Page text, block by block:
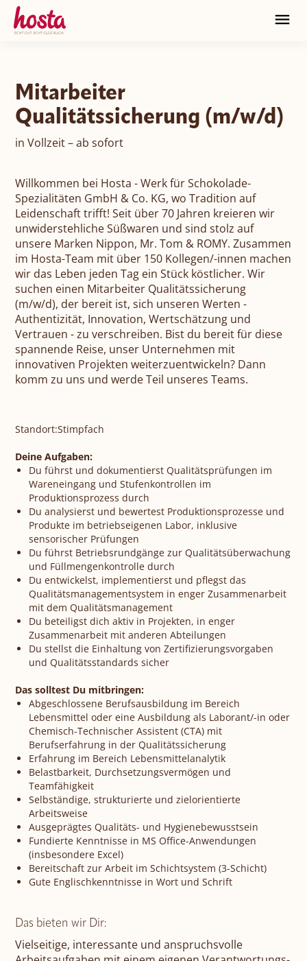
HOSTA Historie
HOSTA Anspruch
HOSTA Group
Verantwortung
HOSTA Zukunft
HOSTA Genuss
Nippon
Mr. Tom
ROMY
Amor di Pane
Jobportal
Onlineshop
HOSTA Onlineshop
B2B Onlineshop
Kontakt
Mitarbeiter
Qualitätssicherung (m/w/d)
in Vollzeit – ab sofort
Willkommen bei Hosta - Werk für Schokolade-
Spezialitäten GmbH & Co. KG, wo Tradition auf
Leidenschaft trifft! Seit über 70 Jahren kreieren wir
unwiderstehliche Süßwaren und sind stolz auf
unsere Marken Nippon, Mr. Tom & ROMY. Zusammen
im Hosta-Team mit über 150 Kollegen/-innen machen
wir das Leben jeden Tag ein Stück köstlicher. Wir
suchen einen Mitarbeiter Qualitätssicherung
(m/w/d), der bereit ist, sich unseren Werten -
Authentizität, Innovation, Wertschätzung und
Vertrauen - zu verschreiben. Bist du bereit für diese
spannende Reise, unser Unternehmen mit
innovativen Projekten weiterzuentwickeln? Dann
komm zu uns und werde Teil unseres Teams.
Standort:Stimpfach
Deine Aufgaben:
Du führst und dokumentierst Qualitätsprüfungen im
Wareneingang und Stufenkontrollen im
Produktionsprozess durch
Du analysierst und bewertest Produktionsprozesse und
Produkte im betriebseigenen Labor, inklusive
sensorischer Prüfungen
Du führst Betriebsrundgänge zur Qualitätsüberwachung
und Füllmengenkontrolle durch
Du entwickelst, implementierst und pflegst das
Qualitätsmanagementsystem in enger Zusammenarbeit
mit dem Qualitätsmanagement
Du beteiligst dich aktiv in Projekten, in enger
Zusammenarbeit mit anderen Abteilungen
Du stellst die Einhaltung von Zertifizierungsvorgaben
und Qualitätsstandards sicher
Das solltest Du mitbringen:
Abgeschlossene Berufsausbildung im Bereich
Lebensmittel oder eine Ausbildung als Laborant/-in oder
Chemisch-Technischer Assistent (CTA) mit
Berufserfahrung in der Qualitätssicherung
Erfahrung im Bereich Lebensmittelanalytik
Belastbarkeit, Durchsetzungsvermögen und
Teamfähigkeit
Selbständige, strukturierte und zielorientierte
Arbeitsweise
Ausgeprägtes Qualitäts- und Hygienebewusstsein
Fundierte Kenntnisse in MS Office-Anwendungen
(insbesondere Excel)
Bereitschaft zur Arbeit im Schichtsystem (3-Schicht)
Gute Englischkenntnisse in Wort und Schrift
Das bieten wir Dir:
Vielseitige, interessante und anspruchsvolle